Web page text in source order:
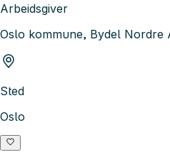
Arbeidsgiver
Oslo kommune, Bydel Nordre
Sted
Oslo